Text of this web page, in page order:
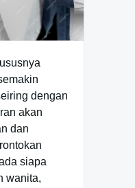
dengan
akan
dan
siapa
wanita,